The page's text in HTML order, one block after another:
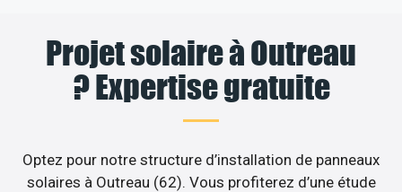
Projet solaire à Outreau
? Expertise gratuite
Optez pour notre structure d’installation de panneaux
solaires à Outreau (62). Vous profiterez d’une étude